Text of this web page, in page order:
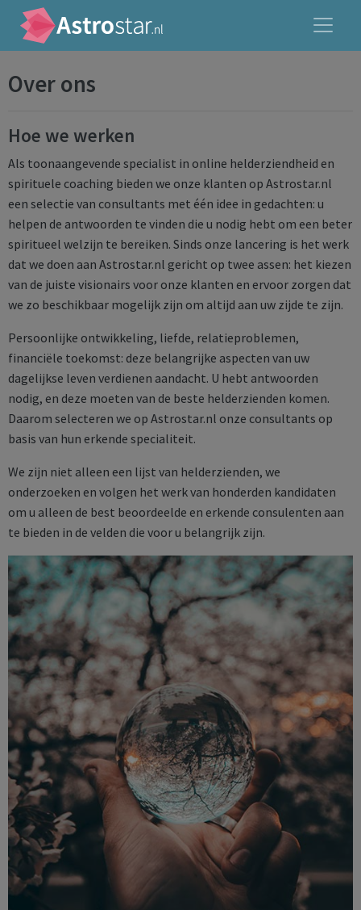
Over ons
Hoe we werken
Als toonaangevende specialist in online helderziendheid en
spirituele coaching bieden we onze klanten op Astrostar.nl
een selectie van consultants met één idee in gedachten: u
helpen de antwoorden te vinden die u nodig hebt om een beter
spiritueel welzijn te bereiken. Sinds onze lancering is het werk
dat we doen aan Astrostar.nl gericht op twee assen: het kiezen
van de juiste visionairs voor onze klanten en ervoor zorgen dat
we zo beschikbaar mogelijk zijn om altijd aan uw zijde te zijn.
Persoonlijke ontwikkeling, liefde, relatieproblemen,
financiële toekomst: deze belangrijke aspecten van uw
dagelijkse leven verdienen aandacht. U hebt antwoorden
nodig, en deze moeten van de beste helderzienden komen.
Daarom selecteren we op Astrostar.nl onze consultants op
basis van hun erkende specialiteit.
We zijn niet alleen een lijst van helderzienden, we
onderzoeken en volgen het werk van honderden kandidaten
om u alleen de best beoordeelde en erkende consulenten aan
te bieden in de velden die voor u belangrijk zijn.